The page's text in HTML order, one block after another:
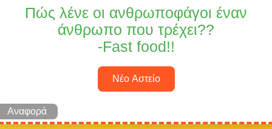
Πώς λένε οι ανθρωποφάγοι έναν
άνθρωπο που τρέχει??
-Fast food!!
Νέο Αστείο
Αναφορά